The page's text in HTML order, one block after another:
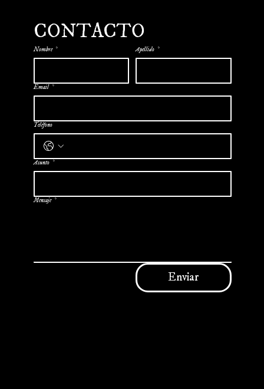
CONTACTO
Nombre * Apellido *
Email *
Teléfono
Asunto *
Mensaje *
Enviar